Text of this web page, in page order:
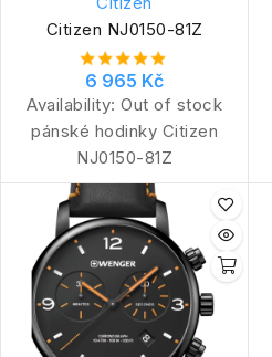
Citizen NJ0150-81Z
6 965 Kč
Availability: Out of stock
pánské hodinky Citizen
NJ0150-81Z